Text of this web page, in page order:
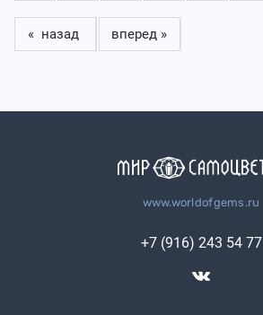
« назад вперед »
www.worldofgems.ru
+7 (916) 243 54 77